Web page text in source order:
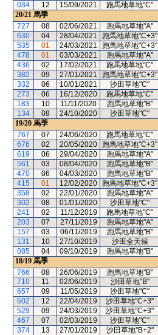
034
12 15/09/2021 跑馬地草地"C"
20/21 馬季
727
08 02/06/2021 跑馬地草地"A"
630
04 28/04/2021 跑馬地草地"C+3"
535
01 24/03/2021 跑馬地草地"C+3"
478
01 03/03/2021 跑馬地草地"A"
436
02 17/02/2021 跑馬地草地"C"
382
09 27/01/2021 跑馬地草地"C+3"
332
06 10/01/2021 沙田草地"C"
273
06 16/12/2020 跑馬地草地"C"
183
10 11/11/2020 跑馬地草地"B"
134
08 24/10/2020 沙田草地"C"
19/20 馬季
767
07 24/06/2020 跑馬地草地"C"
676
02 20/05/2020 跑馬地草地"C+3"
619
06 29/04/2020 跑馬地草地"A"
561
03 08/04/2020 跑馬地草地"B"
470
06 04/03/2020 跑馬地草地"B"
415
01 12/02/2020 跑馬地草地"C+3"
358
02 22/01/2020 跑馬地草地"A"
302
08 01/01/2020 沙田草地"C"
241
02 11/12/2019 跑馬地草地"C"
203
07 27/11/2019 跑馬地草地"A"
157
03 06/11/2019 跑馬地草地"B"
131
10 27/10/2019 沙田全天候
085
04 09/10/2019 跑馬地草地"B"
18/19 馬季
766
08 26/06/2019 跑馬地草地"B"
710
11 02/06/2019 沙田草地"B"
657
09 11/05/2019 沙田草地"C"
602
12 22/04/2019 沙田草地"C+3"
529
09 24/03/2019 沙田草地"C+3"
467
07 02/03/2019 沙田草地"C"
374
13 27/01/2019 沙田草地"B+2"